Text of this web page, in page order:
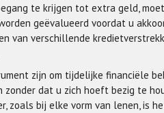
te krijgen tot extra geld,
geëvalueerd voordat u
van verschillende
zijn om tijdelijke financiële
dat u zich hoeft bezig te
zoals bij elke vorm van lenen, is